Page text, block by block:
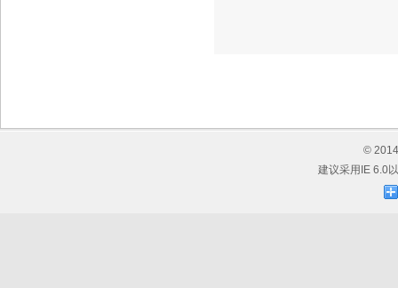
©
建议采用IE 6.0